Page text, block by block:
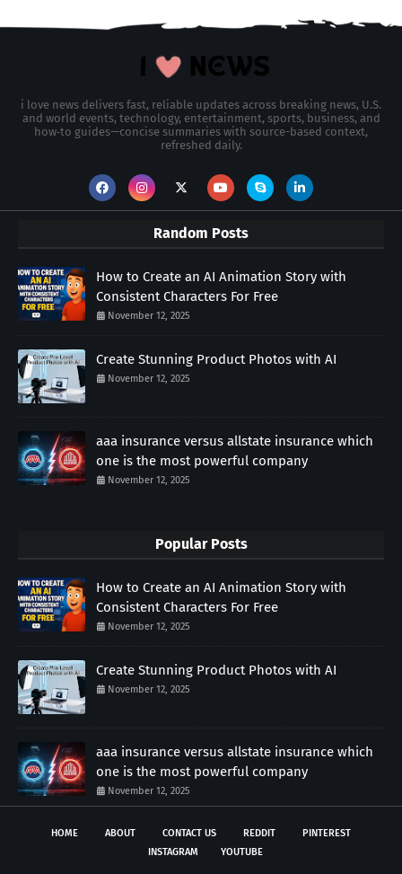
i love news delivers fast, reliable updates across breaking news, U.S.
and world events, technology, entertainment, sports, business, and
how‑to guides—concise summaries with source-based context,
refreshed daily.
Random Posts
How to Create an AI Animation Story with
Consistent Characters For Free
November 12, 2025
Create Stunning Product Photos with AI
November 12, 2025
aaa insurance versus allstate insurance which
one is the most powerful company
November 12, 2025
Popular Posts
How to Create an AI Animation Story with
Consistent Characters For Free
November 12, 2025
Create Stunning Product Photos with AI
November 12, 2025
aaa insurance versus allstate insurance which
one is the most powerful company
November 12, 2025
HOME ABOUT CONTACT US REDDIT
PINTEREST
INSTAGRAM
YOUTUBE